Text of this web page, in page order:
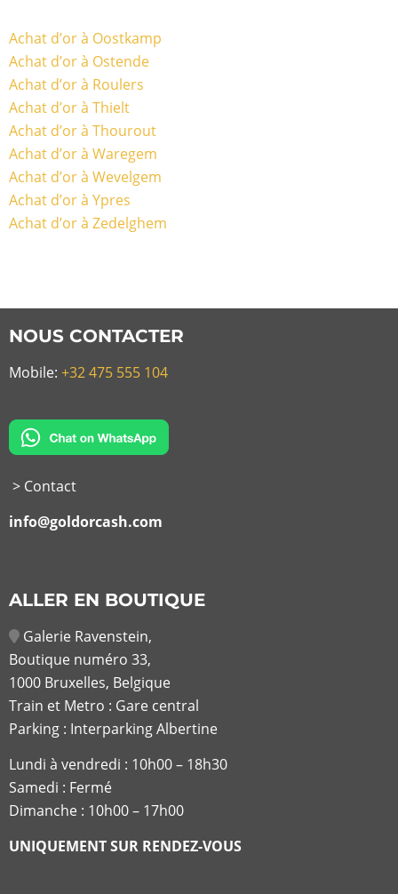
Achat d’or à Oostkamp
Achat d’or à Ostende
Achat d’or à Roulers
Achat d’or à Thielt
Achat d’or à Thourout
Achat d’or à Waregem
Achat d’or à Wevelgem
Achat d’or à Ypres
Achat d’or à Zedelghem
NOUS CONTACTER
Mobile: +32 475 555 104
> Contact
info@goldorcash.com
ALLER EN BOUTIQUE
Galerie Ravenstein,
Boutique numéro 33,
1000 Bruxelles, Belgique
Train et Metro : Gare central
Parking : Interparking Albertine
Lundi à vendredi : 10h00 – 18h30
Samedi : Fermé
Dimanche : 10h00 – 17h00
UNIQUEMENT SUR RENDEZ-VOUS